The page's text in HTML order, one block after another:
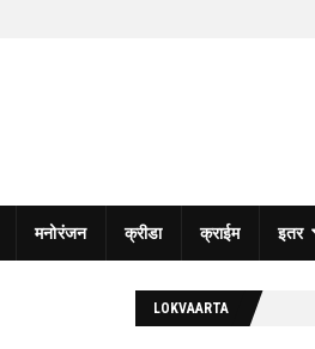
मनोरंजन क्रीडा क्राईम इतर
LOKVAARTA